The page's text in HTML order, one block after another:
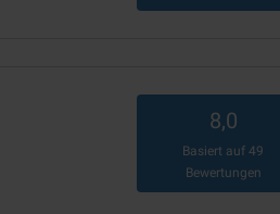
8,0
Basiert auf49
Bewertungen